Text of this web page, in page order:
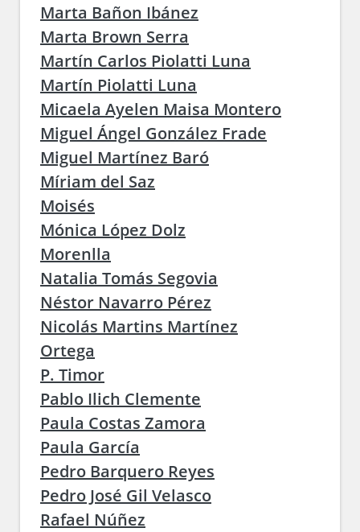
Marta Bañon Ibánez
Marta Brown Serra
Martín Carlos Piolatti Luna
Martín Piolatti Luna
Micaela Ayelen Maisa Montero
Miguel Ángel González Frade
Miguel Martínez Baró
Míriam del Saz
Moisés
Mónica López Dolz
Morenlla
Natalia Tomás Segovia
Néstor Navarro Pérez
Nicolás Martins Martínez
Ortega
P. Timor
Pablo Ilich Clemente
Paula Costas Zamora
Paula García
Pedro Barquero Reyes
Pedro José Gil Velasco
Rafael Núñez